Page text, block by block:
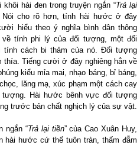
hài đen trong truyện ngắn “Trả lại
Nói cho rõ hơn, tính hài hước ở đây
hiểu theo ý nghĩa bình dân thông
tính phi lý của đối tượng, một đối
cách bi thảm của nó. Đối tượng
thía. Tiếng cười ở đây nghiêng hẳn về
kiểu mỉa mai, nhạo báng, bỉ báng,
lăng mạ, xúc phạm một cách cay
Hài hước bênh vực đối tượng
trước bản chất nghịch lý của sự vật.
ngắn “Trả lại tiền” của Cao Xuân Huy,
hài hước cứ thế tuôn tràn, thấm đẫm